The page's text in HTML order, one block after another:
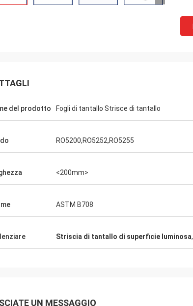
al cliente. La competenza
del prodotto Fogli di tantallo Strisce di tantallo
RO5200,RO5252,RO5255
<200mm>
ASTM B708
Striscia di tantallo di superficie luminosa,
UN MESSAGGIO